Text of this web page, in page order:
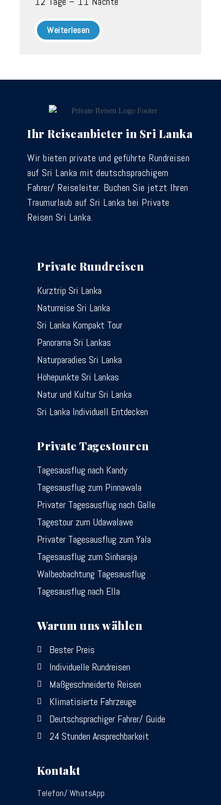
Weiterlesen
Ihr Reiseanbieter in Sri Lanka
Wir bieten private und geführte Rundreisen
auf Sri Lanka mit deutschsprachigem
Fahrer/ Reiseleiter. Buchen Sie jetzt Ihren
Traumurlaub auf Sri Lanka bei Private
Reisen Sri Lanka.
Private Rundreisen
Kurztrip Sri Lanka
Naturreise Sri Lanka
Sri Lanka Kompakt Tour
Panorama Sri Lankas
Naturparadies Sri Lanka
Höhepunkte Sri Lankas
Natur und Kultur Sri Lanka
Sri Lanka Individuell Entdecken
Private Tagestouren
Tagesausflug nach Kandy
Tagesausflug zum Pinnawala
Privater Tagesausflug nach Galle
Tagestour zum Udawalawe
Privater Tagesausflug zum Yala
Tagesausflug zum Sinharaja
Walbeobachtung Tagesausflug
Tagesausflug nach Ella
Warum uns wählen
Bester Preis
Individuelle Rundreisen
Maßgeschneiderte Reisen
Klimatisierte Fahrzeuge
Deutschsprachiger Fahrer/ Guide
24 Stunden Ansprechbarkeit
Kontakt
Telefon/ WhatsApp